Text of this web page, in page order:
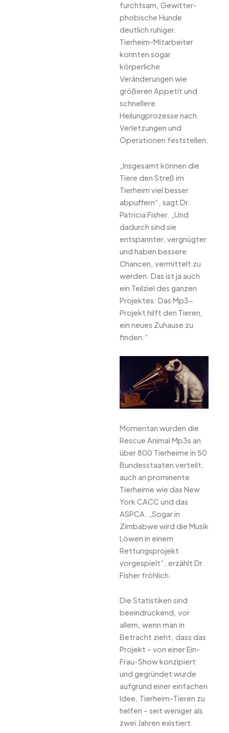
furchtsam, Gewitter-
phobische Hunde
deutlich ruhiger.
Tierheim-Mitarbeiter
konnten sogar
körperliche
Veränderungen wie
größeren Appetit und
schnellere
Heilungprozesse nach
Verletzungen und
Operationen feststellen.
„Insgesamt können die
Tiere den Streß im
Tierheim viel besser
abpuffern“, sagt Dr.
Patricia Fisher. „Und
dadurch sind sie
entspannter, vergnügter
und haben bessere
Chancen, vermittelt zu
werden. Das ist ja auch
ein Teilziel des ganzen
Projektes: Das Mp3-
Projekt hilft den Tieren,
ein neues Zuhause zu
finden.“
Momentan wurden die
Rescue Animal Mp3s an
über 800 Tierheime in 50
Bundesstaaten verteilt,
auch an prominente
Tierheime wie das New
York CACC und das
ASPCA. „Sogar in
Zimbabwe wird die Musik
Löwen in einem
Rettungsprojekt
vorgespielt“, erzählt Dr.
Fisher fröhlich.
Die Statistiken sind
beeindruckend, vor
allem, wenn man in
Betracht zieht, dass das
Projekt – von einer Ein-
Frau-Show konzipiert
und gegründet wurde
aufgrund einer einfachen
Idee, Tierheim-Tieren zu
helfen – seit weniger als
zwei Jahren existiert.